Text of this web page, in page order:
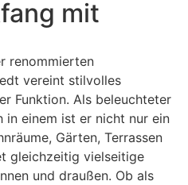
mit
renommierten
vereint stilvolles
Funktion. Als beleuchteter
in einem ist er nicht nur ein
Gärten, Terrassen
gleichzeitig vielseitige
und draußen. Ob als